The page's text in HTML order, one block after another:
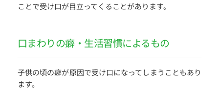
ことで受け口が目立ってくることがあります。
口まわりの癖・生活習慣によるもの
子供の頃の癖が原因で受け口になってしまうこともあり
ます。